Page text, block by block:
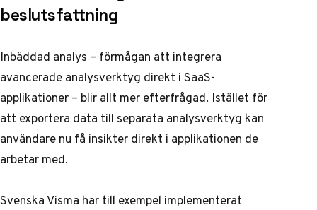
beslutsfattning
Inbäddad analys – förmågan att integrera
avancerade analysverktyg direkt i SaaS-
applikationer – blir allt mer efterfrågad. Istället för
att exportera data till separata analysverktyg kan
användare nu få insikter direkt i applikationen de
arbetar med.
Svenska Visma har till exempel implementerat